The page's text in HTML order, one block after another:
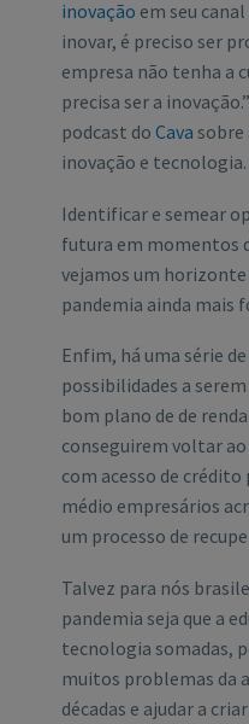
inovação em seu
inovar, é preciso ser
empresa não tenha a
precisa ser a
podcast do Cava sobre
inovação e tecnologia.
Identificar e semear
futura em momentos
vejamos um
pandemia ainda mais
Enfim, há uma série
possibilidades a
bom plano de de
conseguirem voltar
com acesso de
médio empresários
um processo de
Talvez para nós
pandemia seja que a
tecnologia somadas,
muitos problemas da
décadas e ajudar a